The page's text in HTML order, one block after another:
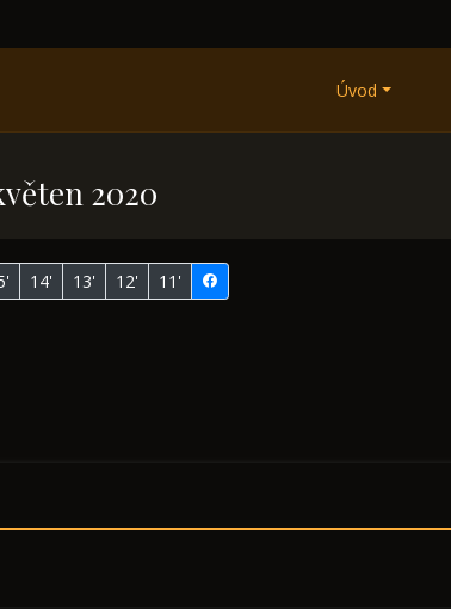
Úvod
2020
14' 13' 12' 11'